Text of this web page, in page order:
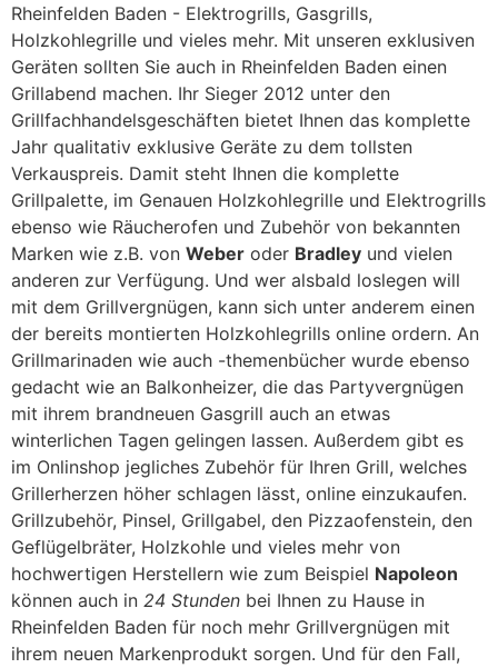
Rheinfelden Baden - Elektrogrills, Gasgrills,
Holzkohlegrille und vieles mehr. Mit unseren exklusiven
Geräten sollten Sie auch in Rheinfelden Baden einen
Grillabend machen. Ihr Sieger 2012 unter den
Grillfachhandelsgeschäften bietet Ihnen das komplette
Jahr qualitativ exklusive Geräte zu dem tollsten
Verkauspreis. Damit steht Ihnen die komplette
Grillpalette, im Genauen Holzkohlegrille und Elektrogrills
ebenso wie Räucherofen und Zubehör von bekannten
Marken wie z.B. von Weber oder Bradley und vielen
anderen zur Verfügung. Und wer alsbald loslegen will
mit dem Grillvergnügen, kann sich unter anderem einen
der bereits montierten Holzkohlegrills online ordern. An
Grillmarinaden wie auch -themenbücher wurde ebenso
gedacht wie an Balkonheizer, die das Partyvergnügen
mit ihrem brandneuen Gasgrill auch an etwas
winterlichen Tagen gelingen lassen. Außerdem gibt es
im Onlinshop jegliches Zubehör für Ihren Grill, welches
Grillerherzen höher schlagen lässt, online einzukaufen.
Grillzubehör, Pinsel, Grillgabel, den Pizzaofenstein, den
Geflügelbräter, Holzkohle und vieles mehr von
hochwertigen Herstellern wie zum Beispiel Napoleon
können auch in 24 Stunden bei Ihnen zu Hause in
Rheinfelden Baden für noch mehr Grillvergnügen mit
ihrem neuen Markenprodukt sorgen. Und für den Fall,